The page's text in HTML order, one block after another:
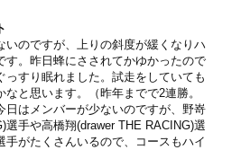
いのですが、上りの斜度が緩くなりハ
す。昨日蜂にさされてかゆかったので
っすり眠れました。試走をしていても
と思います。（昨年までで2連勝。
日はメンバーが少ないのですが、野嵜
選手や高橋翔(drawer THE RACING)選
手がたくさんいるので、コースもハイ